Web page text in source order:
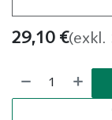
29,10€(exkl.